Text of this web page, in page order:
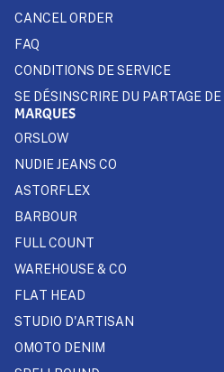
CANCEL ORDER
FAQ
CONDITIONS DE SERVICE
SE DÉSINSCRIRE DU PARTAGE
MARQUES
ORSLOW
NUDIE JEANS CO
ASTORFLEX
BARBOUR
FULL COUNT
WAREHOUSE & CO
FLAT HEAD
STUDIO D'ARTISAN
OMOTO DENIM